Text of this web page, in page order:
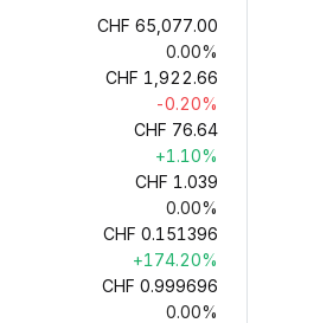
CHF 65,077.00
0.00%
CHF 1,922.66
-0.20%
CHF 76.64
+1.10%
CHF 1.039
0.00%
CHF 0.151396
+174.20%
CHF 0.999696
0.00%